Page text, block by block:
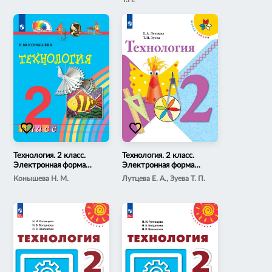
Технология. 2 класс.
Электронная форма
учебника
Конышева Н. М.
favorite_border
Технология. 2 класс.
Электронная форма
учебника Лутцевой Е. А.,
Зуевой Т. П.
Лутцева Е. А., Зуева Т. П.
favorite_border